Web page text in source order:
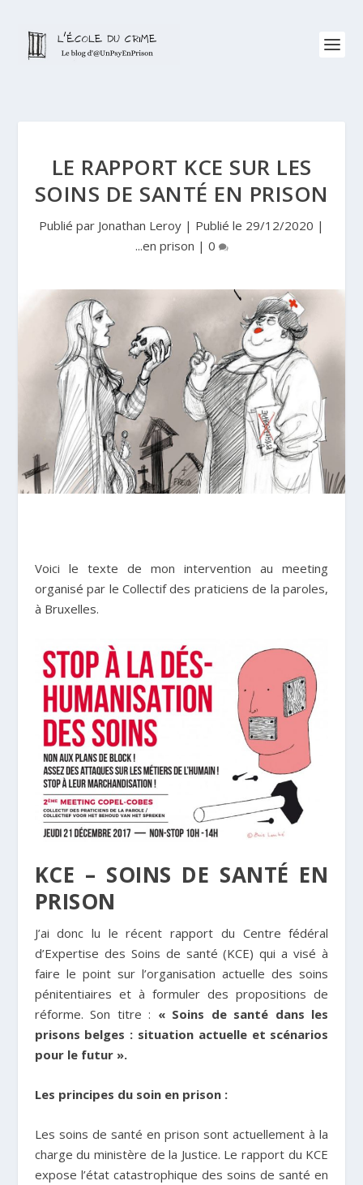
LE RAPPORT KCE SUR LES
SOINS DE SANTÉ EN PRISON
Publié par Jonathan Leroy | Publié le 29/12/2020 |
...en prison | 0
Voici le texte de mon intervention au meeting
organisé par le Collectif des praticiens de la paroles,
à Bruxelles.
KCE – SOINS DE SANTÉ EN
PRISON
J’ai donc lu le récent rapport du Centre fédéral
d’Expertise des Soins de santé (KCE) qui a visé à
faire le point sur l’organisation actuelle des soins
pénitentiaires et à formuler des propositions de
réforme. Son titre : « Soins de santé dans les
prisons belges : situation actuelle et scénarios
pour le futur ».
Les principes du soin en prison :
Les soins de santé en prison sont actuellement à la
charge du ministère de la Justice. Le rapport du KCE
expose l’état catastrophique des soins de santé en